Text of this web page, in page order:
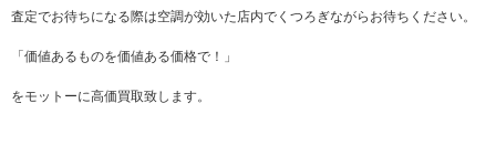
査定でお待ちになる際は空調が効いた店内でくつろぎながらお待ちください。
「価値あるものを価値ある価格で！」
をモットーに高価買取致します。